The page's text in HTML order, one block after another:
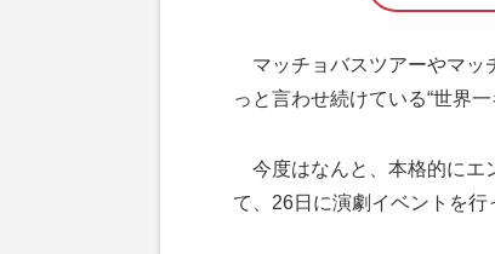
マッチョバスツアーやマッ
っと言わせ続けている“世界
今度はなんと、本格的にエ
て、26日に演劇イベントを行